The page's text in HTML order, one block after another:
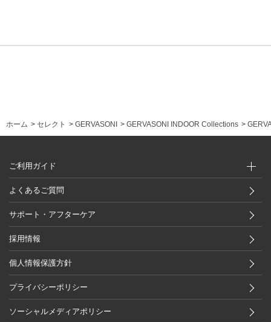
ホーム > セレクト > GERVASONI > GERVASONI INDOOR Collections >
ご利用ガイド
よくあるご質問
サポート・アフターケア
採用情報
個人情報保護方針
プライバシーポリシー
ソーシャルメディアポリシー